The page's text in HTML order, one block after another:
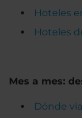
Hoteles
Hoteles
Mes a mes:
Dónde